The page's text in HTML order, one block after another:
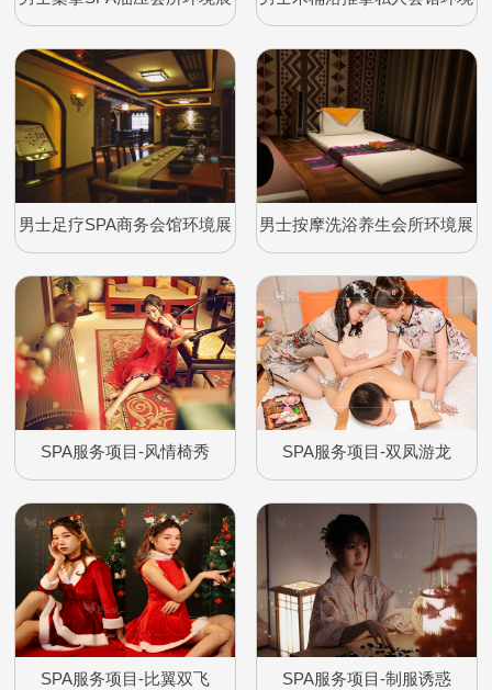
示
展示
男士足疗SPA商务会馆环境展
示
男士按摩洗浴养生会所环境展
示
SPA服务项目-风情椅秀 SPA服务项目-双凤游龙
SPA服务项目-比翼双飞 SPA服务项目-制服诱惑